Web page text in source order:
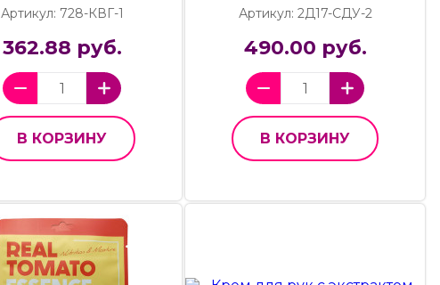
Артикул: 728-КВГ-1
362.88 руб.
В КОРЗИНУ
Артикул: 2Д17-СДУ-2
490.00 руб.
В КОРЗИНУ